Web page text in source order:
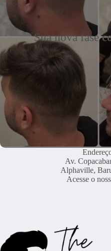
Sua nova fase
Av.
Alphaville,
Acesse o